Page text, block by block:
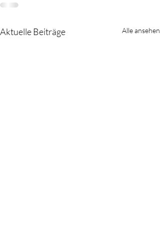
Aktuelle Beiträge Alle ansehen